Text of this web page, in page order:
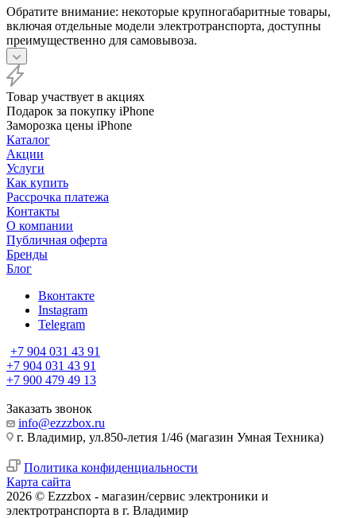
Обратите внимание: некоторые крупногабаритные товары,
включая отдельные модели электротранспорта, доступны
преимущественно для самовывоза.
Товар участвует в акциях
Подарок за покупку iPhone
Заморозка цены iPhone
Каталог
Акции
Услуги
Как купить
Рассрочка платежа
Контакты
О компании
Публичная оферта
Бренды
Блог
Вконтакте
Instagram
Telegram
+7 904 031 43 91
+7 904 031 43 91
+7 900 479 49 13
Заказать звонок
info@ezzzbox.ru
г. Владимир, ул.850-летия 1/46 (магазин Умная Техника)
Политика конфиденциальности
Карта сайта
2026 © Ezzzbox - магазин/сервис электроники и
электротранспорта в г. Владимир